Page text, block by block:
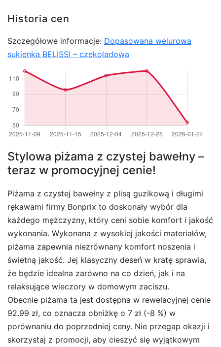
Historia cen
Szczegółowe informacje: Dopasowana welurowa
sukienka BELISSI – czekoladowa
Stylowa piżama z czystej bawełny –
teraz w promocyjnej cenie!
Piżama z czystej bawełny z plisą guzikową i długimi
rękawami firmy Bonprix to doskonały wybór dla
każdego mężczyzny, który ceni sobie komfort i jakość
wykonania. Wykonana z wysokiej jakości materiałów,
piżama zapewnia niezrównany komfort noszenia i
świetną jakość. Jej klasyczny deseń w kratę sprawia,
że będzie idealna zarówno na co dzień, jak i na
relaksujące wieczory w domowym zaciszu.
Obecnie piżama ta jest dostępna w rewelacyjnej cenie
92.99 zł, co oznacza obniżkę o 7 zł (-8 %) w
porównaniu do poprzedniej ceny. Nie przegap okazji i
skorzystaj z promocji, aby cieszyć się wyjątkowym